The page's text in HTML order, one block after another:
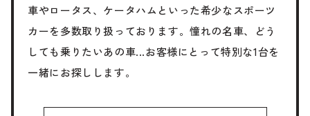
車やロータス、ケータハムといった希少なスポーツ
カーを多数取り扱っております。憧れの名車、どう
しても乗りたいあの車...お客様にとって特別な1台を
一緒にお探しします。